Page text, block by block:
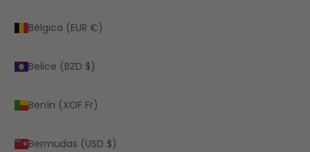
Bélgica (EUR €)
Belice (BZD $)
Benín (XOF Fr)
Bermudas (USD $)